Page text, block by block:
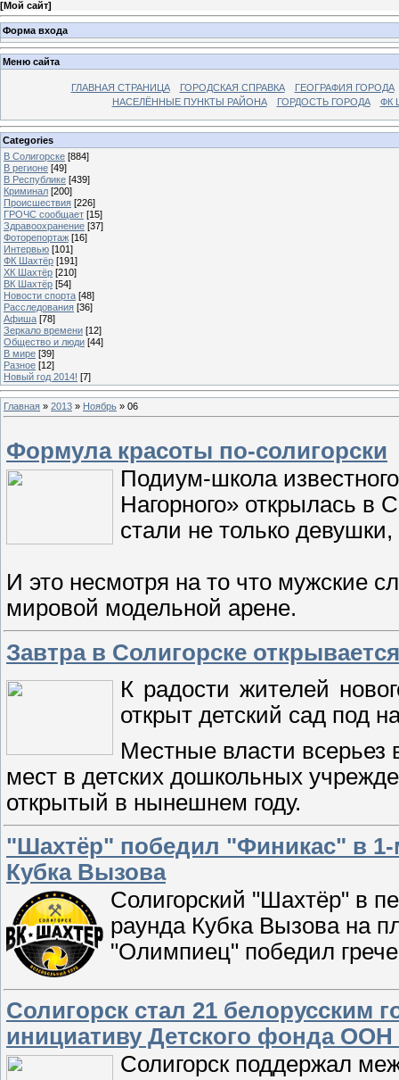
[Мой сайт]
Форма входа
Меню сайта
ГЛАВНАЯ СТРАНИЦА ГОРОДСКАЯ СПРАВКА
ГЕОГРАФИЯ ГОРОДА
НАСЕЛЁННЫЕ ПУНКТЫ РАЙОНА
ГОРДОСТЬ ГОРОДА ФК
Categories
В Солигорске [884]
В регионе [49]
В Республике [439]
Криминал [200]
Происшествия [226]
ГРОЧС сообщает [15]
Здравоохранение [37]
Фоторепортаж [16]
Интервью [101]
ФК Шахтёр [191]
ХК Шахтёр [210]
ВК Шахтёр [54]
Новости спорта [48]
Расследования [36]
Афиша [78]
Зеркало времени [12]
Общество и люди [44]
В мире [39]
Разное [12]
Новый год 2014! [7]
Главная » 2013 » Ноябрь » 06
Формула красоты по-солигорски
Подиум-школа
Нагорного» открылась в
стали не только
И это несмотря на то что мужские
мировой модельной арене.
Завтра в Солигорске
К радости жителей
открыт детский сад под
Местные власти всерьез
мест в детских дошкольных
открытый в нынешнем году.
"Шахтёр" победил "Финикас" в 1-
Кубка Вызова
Солигорский "Шахтёр" в
раунда Кубка Вызова на
"Олимпиец" победил
Солигорск стал 21
инициативу Детского фонда ООН
Солигорск поддержал